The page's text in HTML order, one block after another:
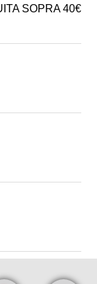
SOPRA 40€